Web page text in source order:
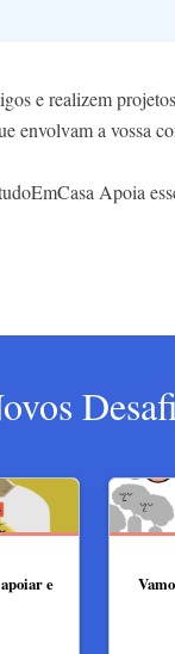
e realizem
envolvam a vossa
Apoia
e